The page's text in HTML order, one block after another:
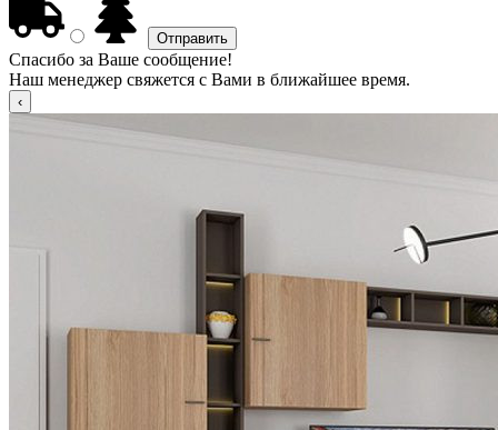
Спасибо за Ваше сообщение!
Наш менеджер свяжется с Вами в ближайшее время.